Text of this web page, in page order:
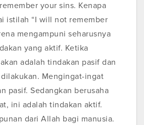
your sins. Kenapa
istilah “I will not remember
mengampuni seharusnya
yang aktif. Ketika
adalah tindakan pasif dan
Mengingat-ingat
pasif. Sedangkan berusaha
ini adalah tindakan aktif.
dari Allah bagi manusia.